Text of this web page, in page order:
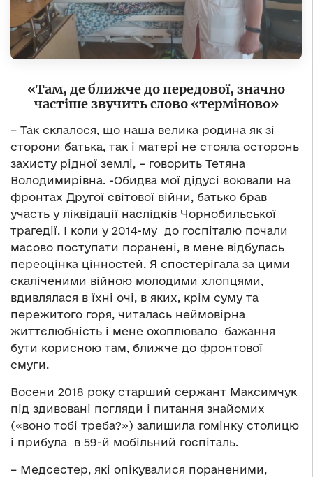
«Там, де ближче до передової, значно
частіше звучить слово «терміново»
– Так склалося, що наша велика родина як зі
сторони батька, так і матері не стояла осторонь
захисту рідної землі, – говорить Тетяна
Володимирівна. -Обидва мої дідусі воювали на
фронтах Другої світової війни, батько брав
участь у ліквідації наслідків Чорнобильської
трагедії. І коли у 2014-му до госпіталю почали
масово поступати поранені, в мене відбулась
переоцінка цінностей. Я спостерігала за цими
скаліченими війною молодими хлопцями,
вдивлялася в їхні очі, в яких, крім суму та
пережитого горя, читалась неймовірна
життєлюбність і мене охоплювало бажання
бути корисною там, ближче до фронтової
смуги.
Восени 2018 року старший сержант Максимчук
під здивовані погляди і питання знайомих
(«воно тобі треба?») залишила гомінку столицю
і прибула в 59-й мобільний госпіталь.
– Медсестер, які опікувалися пораненими,